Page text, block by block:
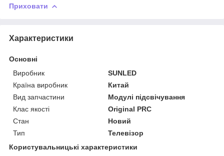
Приховати
Характеристики
Основні
Виробник
SUNLED
Країна виробник
Китай
Вид запчастини
Модулі підсвічування
Клас якості
Original PRC
Стан
Новий
Тип
Телевізор
Користувальницькі характеристики